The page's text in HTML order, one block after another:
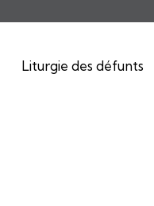
Liturgie des défunts